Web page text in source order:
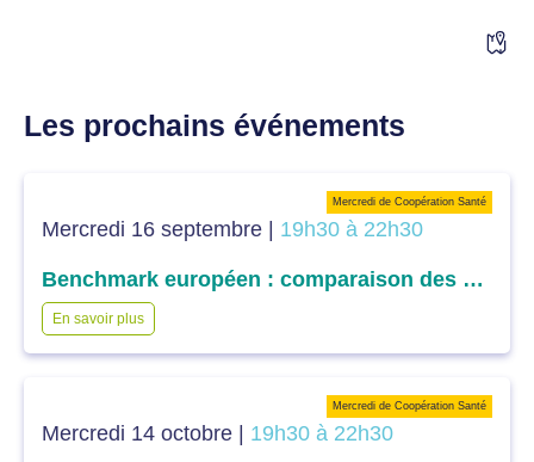
Les prochains événements
Mercredi 16 septembre | 19h30 à 22h30
Mercredi de Coopération Santé
Benchmark européen : comparaison des différents systèmes de santé européens dans l’accès aux soins
En savoir plus
Mercredi 14 octobre | 19h30 à 22h30
Mercredi de Coopération Santé